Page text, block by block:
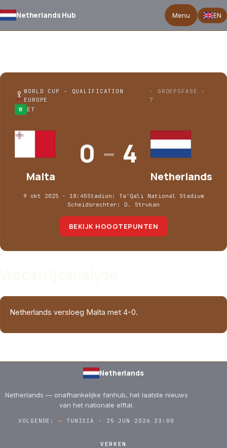
Netherlands Hub Menu EN
WORLD CUP - QUALIFICATION
EUROPE
· GROEPSFASE -
7
W
ET
Malta
0 – 4
Netherlands
9 okt 2025 · 18:45Stadion: Ta'Qali National Stadium
Scheidsrechter: D. Strukan
BEKIJK HOOGTEPUNTEN
Netherlands versloeg Malta met 4-0.
Netherlands
Netherlands — onafhankelijke fanhub, het laatste nieuws
van het nationale elftal.
VOLGENDE:→ TUNISIA · 25 JUN 2026 23:00
VERKEN